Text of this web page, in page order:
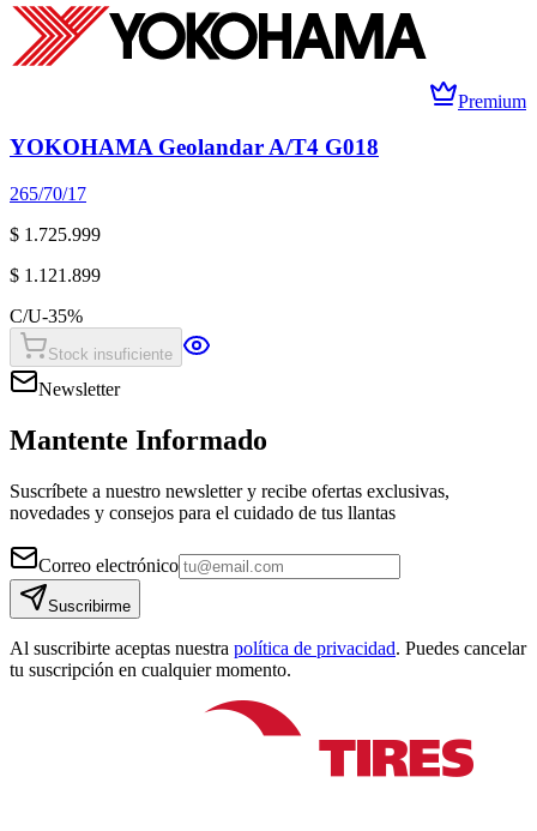
Premium
YOKOHAMA Geolandar A/T4 G018
265/70/17
$ 1.725.999
$ 1.121.899
C/U-35%
Stock insuficiente
Newsletter
Mantente Informado
Suscríbete a nuestro newsletter y recibe ofertas exclusivas,
novedades y consejos para el cuidado de tus llantas
Correo electrónico
Suscribirme
Al suscribirte aceptas nuestra política de privacidad. Puedes cancelar
tu suscripción en cualquier momento.